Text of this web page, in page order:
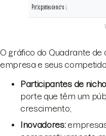
O gráfico do Quadrante de
empresa e seus
Participantes de
porte que têm um
crescimento;
Inovadores: